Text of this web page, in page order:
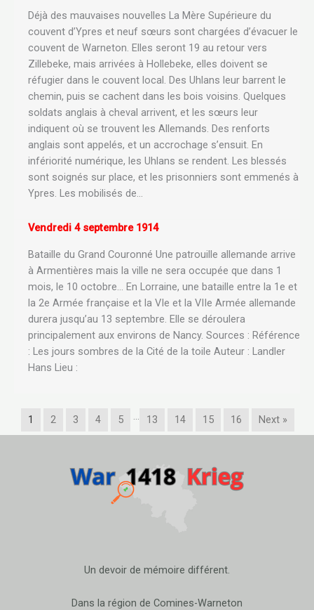
Déjà des mauvaises nouvelles La Mère Supérieure du
couvent d’Ypres et neuf sœurs sont chargées d’évacuer le
couvent de Warneton. Elles seront 19 au retour vers
Zillebeke, mais arrivées à Hollebeke, elles doivent se
réfugier dans le couvent local. Des Uhlans leur barrent le
chemin, puis se cachent dans les bois voisins. Quelques
soldats anglais à cheval arrivent, et les sœurs leur
indiquent où se trouvent les Allemands. Des renforts
anglais sont appelés, et un accrochage s’ensuit. En
infériorité numérique, les Uhlans se rendent. Les blessés
sont soignés sur place, et les prisonniers sont emmenés à
Ypres. Les mobilisés de…
Vendredi 4 septembre 1914
Bataille du Grand Couronné Une patrouille allemande arrive
à Armentières mais la ville ne sera occupée que dans 1
mois, le 10 octobre… En Lorraine, une bataille entre la 1e et
la 2e Armée française et la VIe et la VIIe Armée allemande
durera jusqu’au 13 septembre. Elle se déroulera
principalement aux environs de Nancy. Sources : Référence
: Les jours sombres de la Cité de la toile Auteur : Landler
Hans Lieu :
1 2 3 4 5 … 13 14 15 16 Next »
Un devoir de mémoire différent.
Dans la région de Comines-Warneton